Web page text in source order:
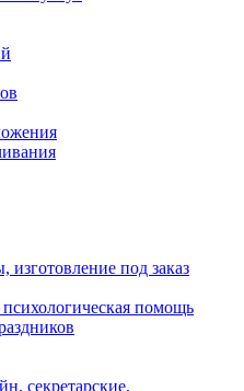
под заказ
помощь
секретарские,